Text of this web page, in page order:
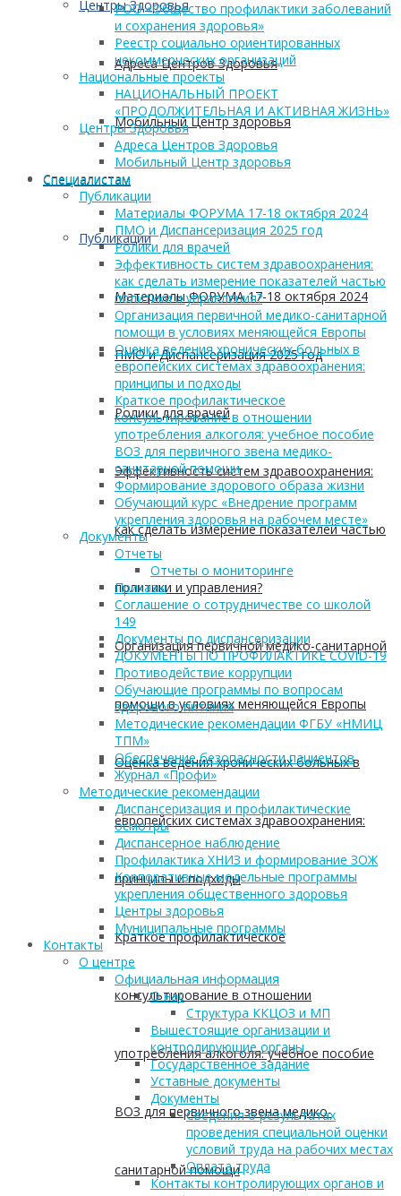
Центры Здоровья
Адреса Центров Здоровья
Мобильный Центр здоровья
Cпециалистам
Публикации
Материалы ФОРУМА 17-18 октября 2024
ПМО и Диспансеризация 2025 год
Ролики для врачей
Эффективность систем здравоохранения:
как сделать измерение показателей частью
политики и управления?
Организация первичной медико-санитарной
помощи в условиях меняющейся Европы
Оценка ведения хронических больных в
европейских системах здравоохранения:
принципы и подходы
Краткое профилактическое
консультирование в отношении
употребления алкоголя: учебное пособие
ВОЗ для первичного звена медико-
санитарной помощи
РОО «Общество профилактики заболеваний
и сохранения здоровья»
Реестр социально ориентированных
некоммерческих организаций
Национальные проекты
НАЦИОНАЛЬНЫЙ ПРОЕКТ
«ПРОДОЛЖИТЕЛЬНАЯ И АКТИВНАЯ ЖИЗНЬ»
Центры Здоровья
Адреса Центров Здоровья
Мобильный Центр здоровья
Cпециалистам
Публикации
Материалы ФОРУМА 17-18 октября 2024
ПМО и Диспансеризация 2025 год
Ролики для врачей
Эффективность систем здравоохранения:
как сделать измерение показателей частью
политики и управления?
Организация первичной медико-санитарной
помощи в условиях меняющейся Европы
Оценка ведения хронических больных в
европейских системах здравоохранения:
принципы и подходы
Краткое профилактическое
консультирование в отношении
употребления алкоголя: учебное пособие
ВОЗ для первичного звена медико-
санитарной помощи
Формирование здорового образа жизни
Обучающий курс «Внедрение программ
укрепления здоровья на рабочем месте»
Документы
Отчеты
Отчеты о мониторинге
Приказы
Соглашение о сотрудничестве со школой
149
Документы по диспансеризации
ДОКУМЕНТЫ ПО ПРОФИЛАКТИКЕ COVID-19
Противодействие коррупции
Обучающие программы по вопросам
здорового питания
Методические рекомендации ФГБУ «НМИЦ
ТПМ»
Обеспечение безопасности пациентов
Журнал «Профи»
Методические рекомендации
Диспансеризация и профилактические
осмотры
Диспансерное наблюдение
Профилактика ХНИЗ и формирование ЗОЖ
Корпоративные модельные программы
укрепления общественного здоровья
Центры здоровья
Муниципальные программы
Контакты
О центре
Официальная информация
О нас
Структура ККЦОЗ и МП
Вышестоящие организации и
контролирующие органы
Государственное задание
Уставные документы
Документы
Сведения о результатах
проведения специальной оценки
условий труда на рабочих местах
Оплата труда
Контакты контролирующих органов и